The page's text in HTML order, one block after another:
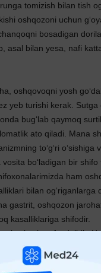
tomizish bilan tish
oshqozoni uchun
bosadigan
asal bilan yesa, nafi katta
oshqovoqni yosh
yeb turishi kerak. Sutga
bug‘lab qaymoq
ato qiladi. Mana
to‘g‘ri o‘sishiga
bo‘ladigan bir shifo
ham
bilan og‘riganlarga
gastrit, oshqozon
kasalliklariga shifodir.
uchun foydalidir.
tilim-tilim qiladigan
esa qishning qovunidir.